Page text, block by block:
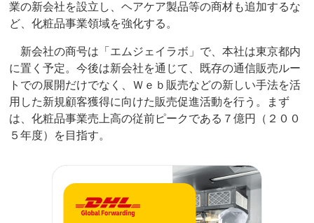
業の新会社を設立し、ヘアケア製品等の商材も追加するな
ど、化粧品事業領域を強化する。
新会社の商号は「エムジェイラボ」で、本社は東京都内
に置く予定。今後は新会社を通じて、既存の通信販売ルー
トでの展開だけでなく、Ｗｅｂ販売などの新しい手法を活
用した新規顧客獲得に向けた販売促進活動を行う。まず
は、化粧品事業売上高の従前ピークである７億円（２００
５年度）を目指す。